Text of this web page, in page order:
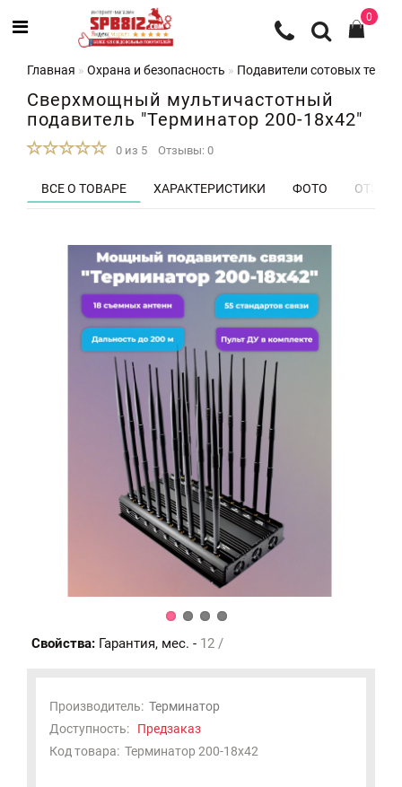
0
Главная Охрана и безопасность Подавители сотовых
Сверхмощный мультичастотный
подавитель "Терминатор 200-18х42"
0 из 5 Отзывы: 0
ВСЕ О ТОВАРЕ ХАРАКТЕРИСТИКИ ФОТО
Свойства: Гарантия, мес. - 12 /
Производитель: Терминатор
Доступность: Предзаказ
Код товара: Терминатор 200-18x42